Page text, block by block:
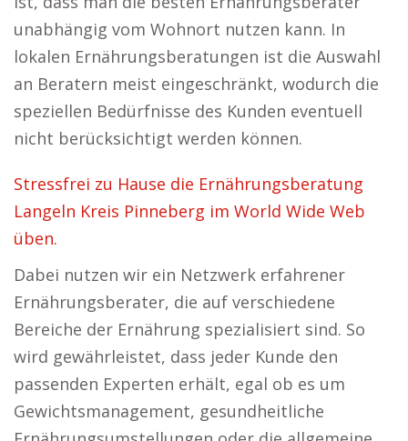
unabhängig vom Wohnort nutzen kann. In
lokalen Ernährungsberatungen ist die Auswahl
an Beratern meist eingeschränkt, wodurch die
speziellen Bedürfnisse des Kunden eventuell
nicht berücksichtigt werden können.
Stressfrei zu Hause die Ernährungsberatung
Langeln Kreis Pinneberg im World Wide Web
üben.
Dabei nutzen wir ein Netzwerk erfahrener
Ernährungsberater, die auf verschiedene
Bereiche der Ernährung spezialisiert sind. So
wird gewährleistet, dass jeder Kunde den
passenden Experten erhält, egal ob es um
Gewichtsmanagement, gesundheitliche